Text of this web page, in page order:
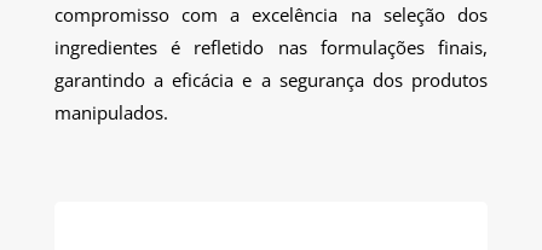
compromisso com a excelência na seleção dos
ingredientes é refletido nas formulações finais,
garantindo a eficácia e a segurança dos produtos
manipulados.